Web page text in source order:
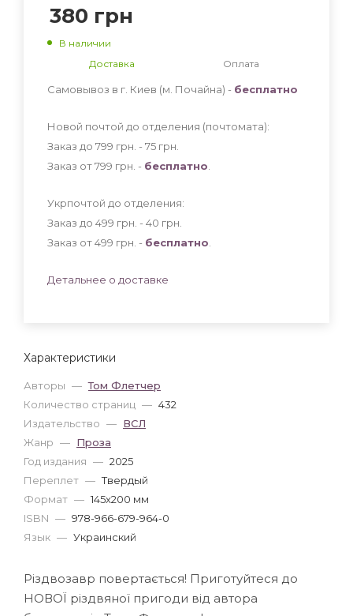
Характеристики
Авторы — Том Флетчер
Количество страниц — 432
Издательство — ВСЛ
Жанр — Проза
Год издания — 2025
Переплет — Твердый
Формат — 145x200 мм
ISBN — 978-966-679-964-0
Язык — Украинский
380 грн
В наличии
Доставка
Оплата
Самовывоз в г. Киев (м. Почайна) - бесплатно
Новой почтой до отделения (почтомата):
Заказ до 799 грн. - 75 грн
Заказ от 799 грн. - бесплатно
Укрпочтой до отделения:
Заказ до 499 грн. - 40 грн
Заказ от 499 грн. - бесплатно
Детальнее о доставке
Різдвозавр повертається! Приготуйтеся до
НОВОЇ різдвяної пригоди від автора